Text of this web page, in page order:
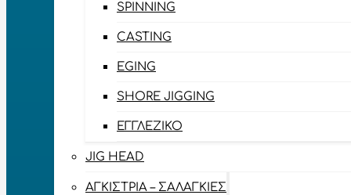
SPINNING
CASTING
EGING
SHORE JIGGING
ΕΓΓΛΈΖΙΚΟ
JIG HEAD
ΑΓΚΊΣΤΡΙΑ – ΣΑΛΑΓΚΙΈΣ